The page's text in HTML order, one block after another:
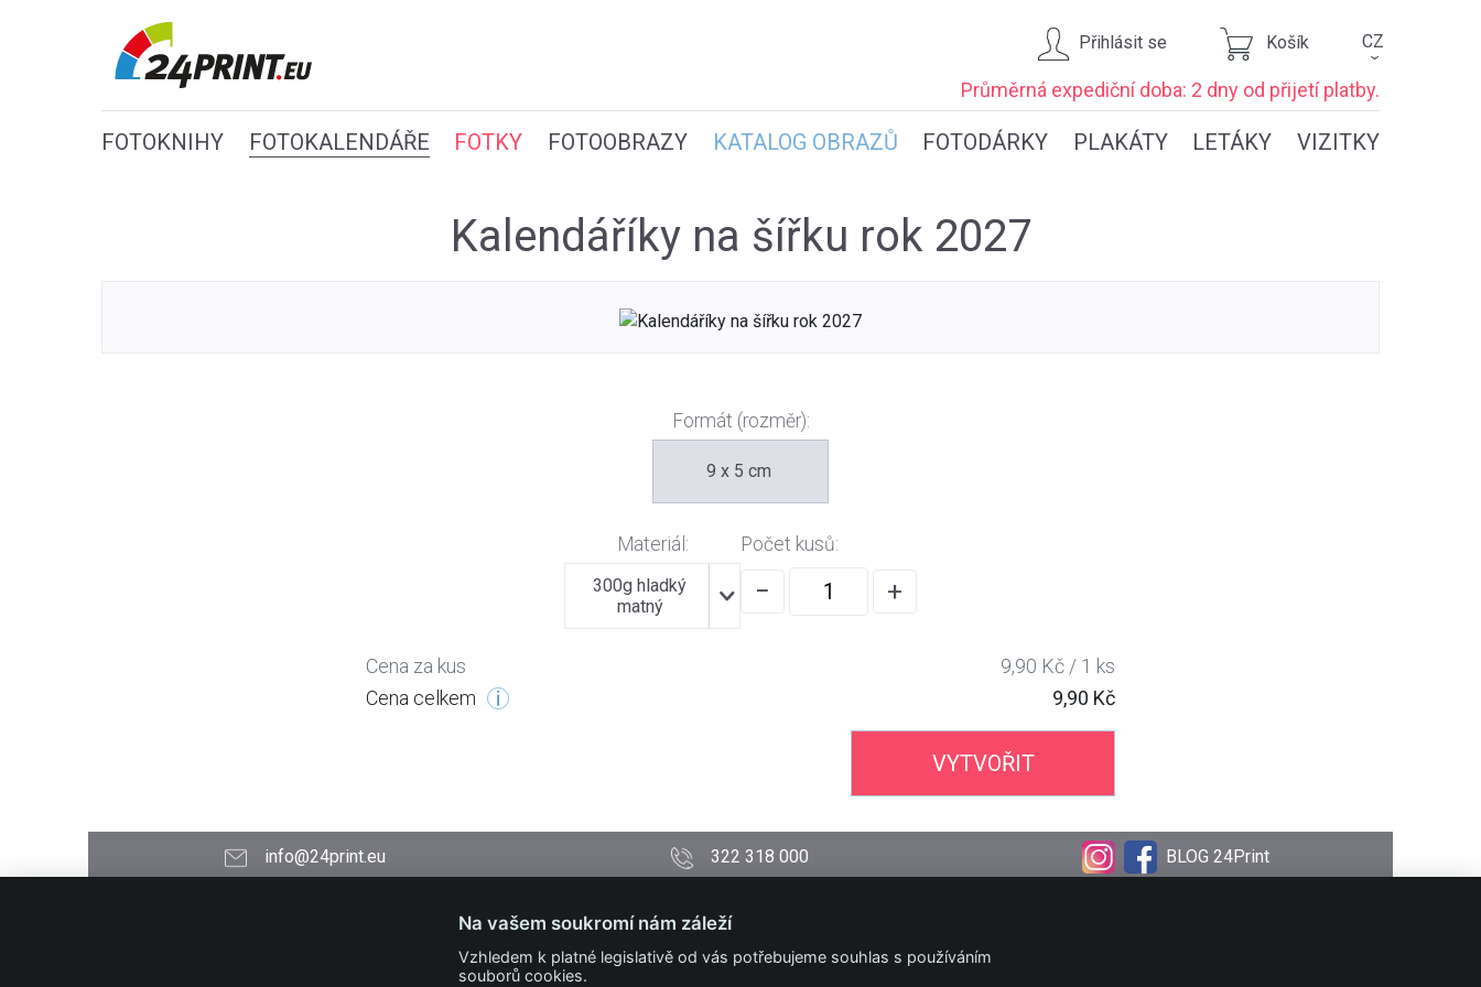
Přihlásit se Košík CZ
›
Průměrná expedičnídoba: 2 dny od přijetí platby.
FOTOKNIHY FOTOKALENDÁŘE FOTKY FOTOOBRAZY KATALOG OBRAZŮ FOTODÁRKY PLAKÁTY LETÁKY VIZITKY
Kalendáříky na šířku rok 2027
Formát (rozměr):
9 x 5 cm
Materiál:
300g hladký
matný
Počet kusů:
− +
Cena za kus
9,90 Kč / 1 ks
Cena celkem
9,90 Kč
VYTVOŘIT
info@24print.eu 322 318 000 BLOG 24Print
PODMÍNKY
Technické podmínky
Na vašem soukromí nám záleží
Vzhledem k platné legislativě od vás potřebujeme souhlas s používáním
souborů cookies.